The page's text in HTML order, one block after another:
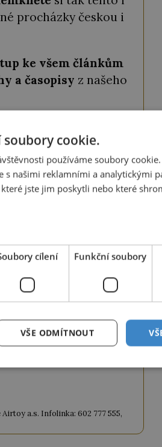
procházky českou i
ke všem článkům
a časopisy z našeho
si vybrat roční
zdarma.
tak také učinit
který opíšete do
odemknete.
903 33 20.
a.s. Infolinka: 602 777 555,
cookie.
používáme soubory
s našimi reklamními a analytickými
jste jim poskytli nebo které
cílení Funkční soubory
VŠE ODMÍTNOUT